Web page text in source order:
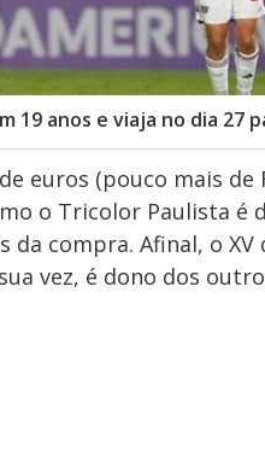
19 anos e viaja no dia 27
euros (pouco mais
o Tricolor Paulista é
da compra. Afinal, o
vez, é dono dos